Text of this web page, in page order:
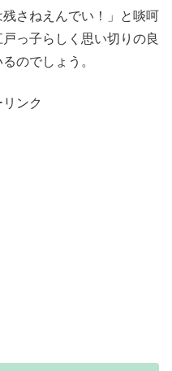
さねえんでい！」と啖呵
っ子らしく思い切りの良
のでしょう。
ンク